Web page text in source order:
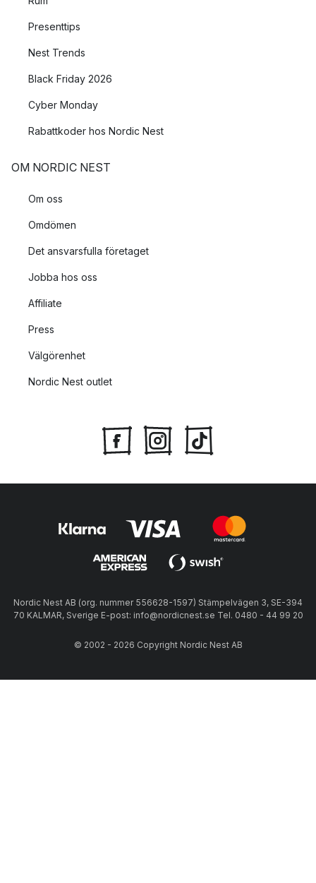
en mysig belysning, lägg den i en skål eller i en ljuslykta eller
placera den mitt på bordet och låt den vara en del av
Presenttips
Nest Trends
Black Friday 2026
Cyber Monday
Rabattkoder hos Nordic Nest
OM NORDIC NEST
Om oss
Omdömen
Det ansvarsfulla företaget
Jobba hos oss
Affiliate
Press
Välgörenhet
Nordic Nest outlet
Nordic Nest AB (org. nummer 556628-1597) Stämpelvägen 3, SE-394
70 KALMAR, Sverige E-post: info@nordicnest.se Tel. 0480 - 44 99 20
© 2002 - 2026 Copyright Nordic Nest AB